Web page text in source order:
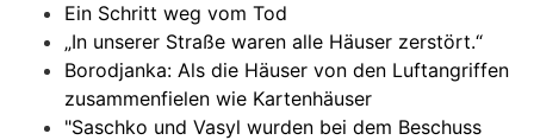
Ein Schritt weg vom Tod
„In unserer Straße waren alle Häuser zerstört.“
Borodjanka: Als die Häuser von den Luftangriffen
zusammenfielen wie Kartenhäuser
"Saschko und Vasyl wurden bei dem Beschuss